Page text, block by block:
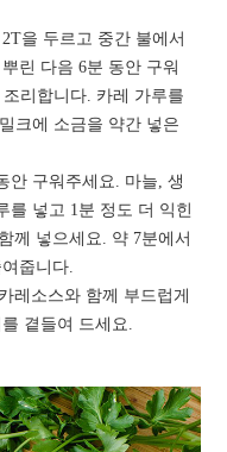
을 두르고 중간 불에서
린 다음 6분 동안 구워
리합니다. 카레 가루를
크에 소금을 약간 넣은
안 구워주세요. 마늘, 생
를 넣고 1분 정도 더 익힌
께 넣으세요. 약 7분에서
줍니다.
레소스와 함께 부드럽게
곁들여 드세요.